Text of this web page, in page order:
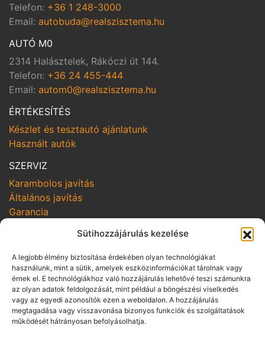
Sütihozzájárulás kezelése
A legjobb élmény biztosítása érdekében olyan technológiákat
használunk, mint a sütik, amelyek eszközinformációkat tárolnak vagy
érnek el. E technológiákhoz való hozzájárulás lehetővé teszi számunkra
az olyan adatok feldolgozását, mint például a böngészési viselkedés
vagy az egyedi azonosítók ezen a weboldalon. A hozzájárulás
megtagadása vagy visszavonása bizonyos funkciók és szolgáltatások
működését hátrányosan befolyásolhatja.
Telefon: +36 1 248-3000
Email: autobuda@realszisztema.hu
AUTÓ M0
2314 Halásztelek, Rákóczi út 144.
Telefon: +36 24 455-444
Email: autom0@realszisztema.hu
ÉRTÉKESÍTÉS
Készlet és tesztautó ajánlatunk
Használt autók
SZERVIZ
Karambolos javítás
Általános javítás
Garancia
SZOLGÁLTATÁSOK
Online szerviz bejelentkezés
Szerviz kampányok
Hozom-viszem
SZABÁLYZATOK
Adatvédelmi irányelvek